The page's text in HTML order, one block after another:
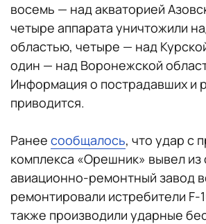
восемь — над акваторией
четыре аппарата уничтожили
областью, четыре — над
один — над Воронежской
Информация о пострадавших и
приводится.
Ранее сообщалось, что удар с
комплекса «Орешник» вывел из
авиационно-ремонтный завод
ремонтировали истребители F-
также производили ударные